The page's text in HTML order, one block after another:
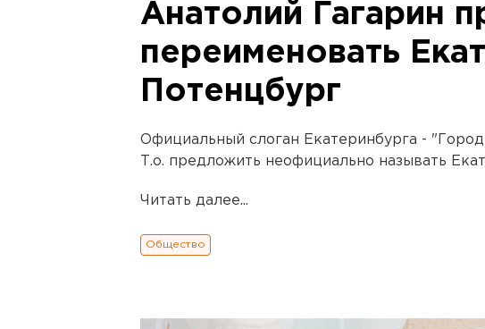
Анатолий Гагарин
переименовать
Потенцбург
Официальный слоган Екатеринбурга -
Т.о. предложить неофициально называть
Читать далее...
Общество